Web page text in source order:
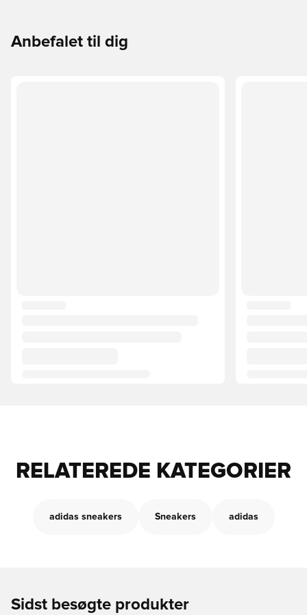
Anbefalet til dig
RELATEREDE KATEGORIER
adidas sneakers Sneakers adidas
Sidst besøgte produkter